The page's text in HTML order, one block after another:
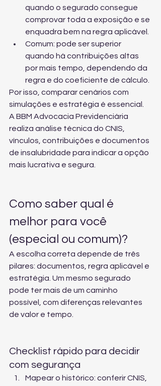
quando o segurado consegue
comprovar toda a exposição e se
enquadra bem na regra aplicável.
Comum: pode ser superior
quando há contribuições altas
por mais tempo, dependendo da
regra e do coeficiente de cálculo.
Por isso, comparar cenários com
simulações e estratégia é essencial.
A BBM Advocacia Previdenciária
realiza análise técnica do CNIS,
vínculos, contribuições e documentos
de insalubridade para indicar a opção
mais lucrativa e segura.
Como saber qual é
melhor para você
(especial ou comum)?
A escolha correta depende de três
pilares: documentos, regra aplicável e
estratégia. Um mesmo segurado
pode ter mais de um caminho
possível, com diferenças relevantes
de valor e tempo.
Checklist rápido para decidir
com segurança
Mapear o histórico: conferir CNIS,